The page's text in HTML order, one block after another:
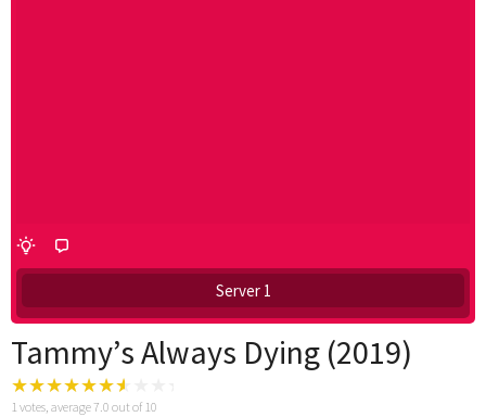
Server 1
Tammy’s Always Dying (2019)
1 votes, average7.0 out of 10